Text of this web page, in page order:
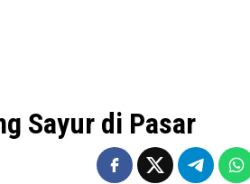
Sayur di Pasar